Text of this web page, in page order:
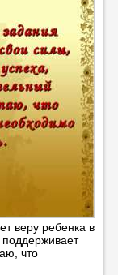
веру ребенка в
поддерживает
что